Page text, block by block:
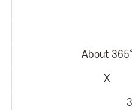
About 365˚
X